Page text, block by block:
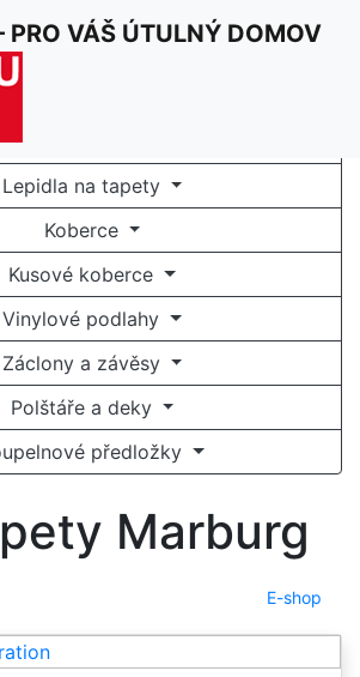
PRO VÁŠ ÚTULNÝ DOMOV
Lepidla na tapety
Koberce
Kusové koberce
Vinylové podlahy
Záclony a závěsy
Polštáře a deky
předložky
Marburg
E-shop